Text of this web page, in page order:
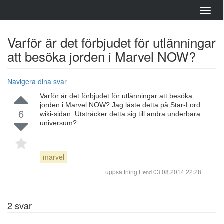
Varför är det förbjudet för utlänningar
att besöka jorden i Marvel NOW?
Navigera dina svar
6
Varför är det förbjudet för utlänningar att besöka
jorden i Marvel NOW? Jag läste detta på Star-Lord
wiki-sidan. Utsträcker detta sig till andra underbara
universum?
marvel
uppsättning Hend03.08.2014 22:28
2svar